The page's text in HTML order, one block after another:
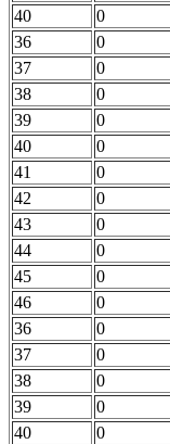
40
0
36
0
37
0
38
0
39
0
40
0
41
0
42
0
43
0
44
0
45
0
46
0
36
0
37
0
38
0
39
0
40
0